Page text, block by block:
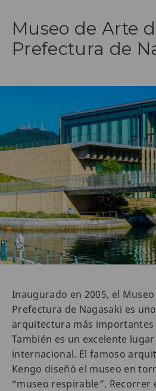
Museo de Arte
Prefectura de
Inaugurado en 2005, el
Prefectura de Nagasaki es
arquitectura más importantes
También es un excelente
internacional. El famoso
Kengo diseñó el museo en
“museo respirable”. Recorrer